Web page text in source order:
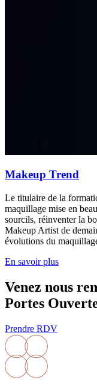
Makeup Trend
Le titulaire de la
maquillage mise en
sourcils, réinventer la
Makeup Artist de
évolutions du
En savoir plus
Venez nous
Portes
Prendre RDV